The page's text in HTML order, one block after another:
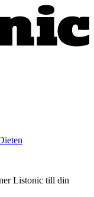
Listonic till din